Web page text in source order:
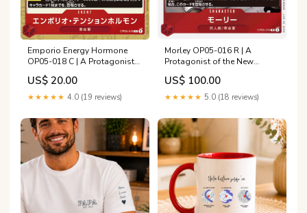
Emporio Energy Hormone
OP05-018 C | A Protagonist
of the New Generation Gold
Silver to a New World
US$ 20.00
★★★★★ 4.0 (19 reviews)
Morley OP05-016 R | A
Protagonist of the New
Generation PS
US$ 100.00
★★★★★ 5.0 (18 reviews)